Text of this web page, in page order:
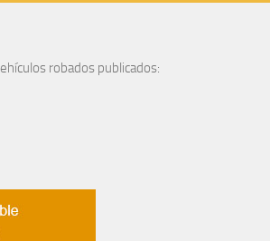
robados publicados: